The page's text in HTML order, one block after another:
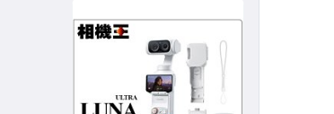
腳架、雲台-GITZO
腳架、雲台-Fotopro
腳架、雲台-Benro